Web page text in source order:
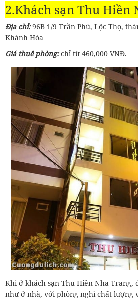
2.Khách sạn Thu Hiền
Địa chỉ:96B 1/9 Trần Phú, Lộc Thọ,
Khánh Hòa
Giá thuê phòng:chỉ từ 460,000 VNĐ.
Khi ở khách sạn Thu Hiền Nha Trang,
như ở nhà, với phòng nghỉ chất lượng